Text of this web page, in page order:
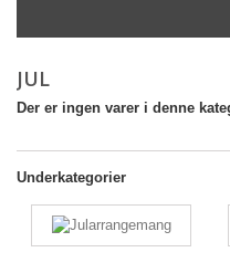
JUL
Der er ingen varer i denne
Underkategorier